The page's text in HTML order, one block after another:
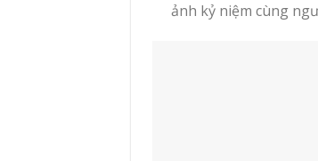
ảnh kỷ niệm cùng